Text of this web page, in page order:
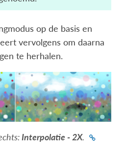
op de basis en
vervolgens om daarna
te herhalen.
Interpolatie - 2X.